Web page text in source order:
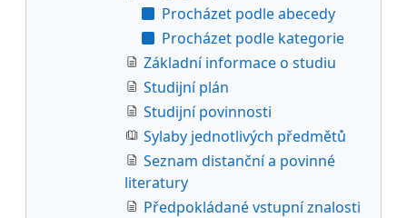
Procházet podle abecedy
Procházet podle kategorie
Základní informace o studiu
Studijní plán
Studijní povinnosti
Sylaby jednotlivých předmětů
Seznam distanční a povinné
literatury
Předpokládané vstupní znalosti